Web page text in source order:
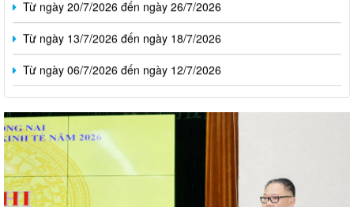
Từ ngày 13/7/2026 đến ngày 18/7/2026
Từ ngày 06/7/2026 đến ngày 12/7/2026